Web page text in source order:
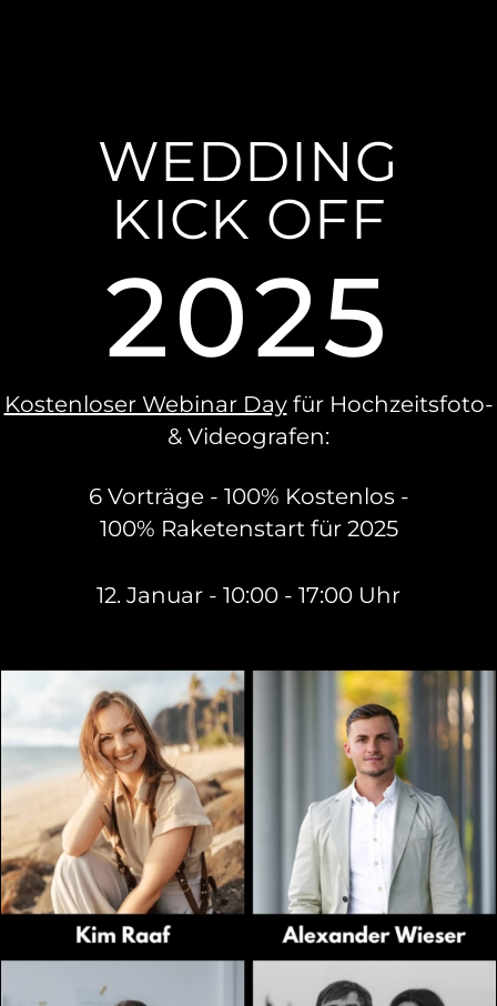
WEDDING
KICK OFF
2025
Kostenloser Webinar Dayfür Hochzeitsfoto-
& Videografen:
6 Vorträge - 100% Kostenlos -
100% Raketenstart für 2025
12. Januar - 10:00 - 17:00 Uhr